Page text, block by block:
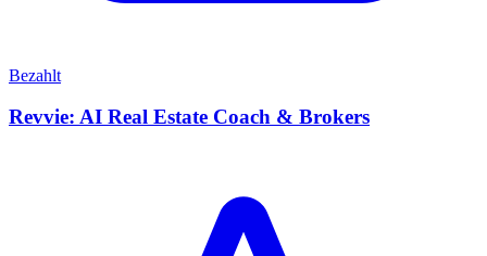
Bezahlt
Revvie: AI Real Estate Coach & Brokers